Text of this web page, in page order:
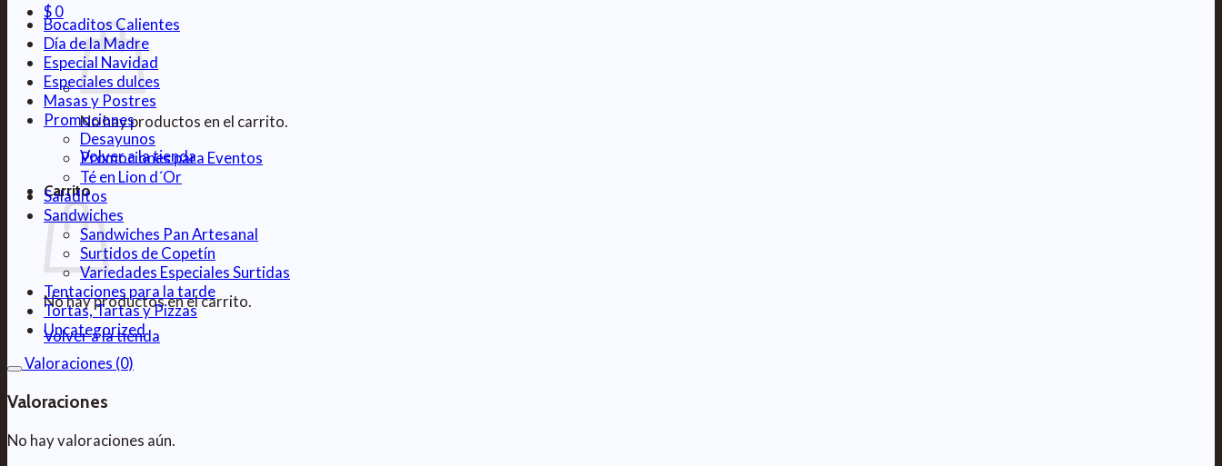
$0
No hay productos en el carrito.
Volver a la tienda
Carrito
No hay productos en el carrito.
Volver a la tienda
Bocaditos Calientes
Día de la Madre
Especial Navidad
Especiales dulces
Masas y Postres
Promociones
Desayunos
Promociones para Eventos
Té en Lion d´Or
Saladitos
Sandwiches
Sandwiches Pan Artesanal
Surtidos de Copetín
Variedades Especiales Surtidas
Tentaciones para la tarde
Tortas, Tartas y Pizzas
Uncategorized
Valoraciones (0)
Valoraciones
No hay valoraciones aún.